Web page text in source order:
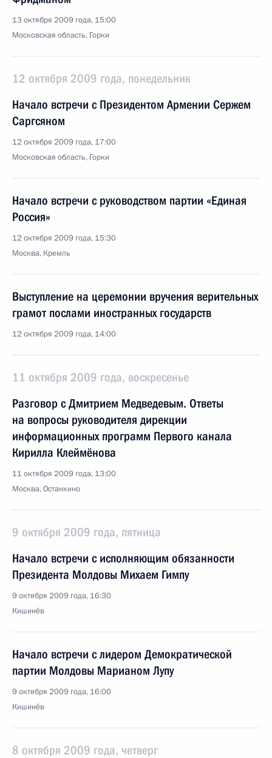
13 октября 2009 года, 15:00
Московская область, Горки
12 октября 2009 года, понедельник
Начало встречи с Президентом Армении Сержем
Саргсяном
12 октября 2009 года, 17:00
Московская область, Горки
Начало встречи с руководством партии «Единая
Россия»
12 октября 2009 года, 15:30
Москва, Кремль
Выступление на церемонии вручения верительных
грамот послами иностранных государств
12 октября 2009 года, 14:00
11 октября 2009 года, воскресенье
Разговор с Дмитрием Медведевым. Ответы
на вопросы руководителя дирекции
информационных программ Первого канала
Кирилла Клеймёнова
11 октября 2009 года, 13:00
Москва, Останкино
9 октября 2009 года, пятница
Начало встречи с исполняющим обязанности
Президента Молдовы Михаем Гимпу
9 октября 2009 года, 16:30
Кишинёв
Начало встречи с лидером Демократической
партии Молдовы Марианом Лупу
9 октября 2009 года, 16:00
Кишинёв
8 октября 2009 года, четверг